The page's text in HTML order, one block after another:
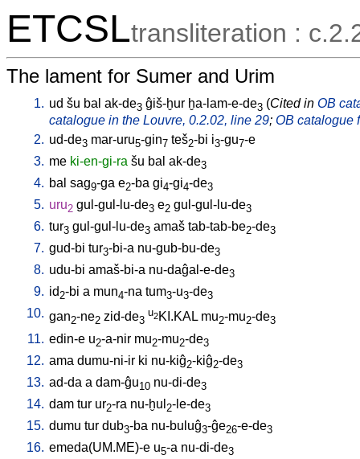
ETCSLtransliteration :
The lament for Sumer and Urim
1. ud šu bal ak-de3 ĝiš-ḫur ḫa-lam-e-de3 (Cited in OB
catalogue in the Louvre, 0.2.02, line 29; OB catalogue
2. ud-de3 mar-uru5-gin7 teš2-bi i3-gu7-e
3. me ki-en-gi-ra šu bal ak-de3
4. bal sag9-ga e2-ba gi4-gi4-de3
5. uru2 gul-gul-lu-de3 e2 gul-gul-lu-de3
6. tur3 gul-gul-lu-de3 amaš tab-tab-be2-de3
7. gud-bi tur3-bi-a nu-gub-bu-de3
8. udu-bi amaš-bi-a nu-daĝal-e-de3
9. id 2-bi a mun4-na tum3-u3-de3
10. gan2-ne2 zid-de3
u2KI.KAL mu2-mu2-de3
11. edin-e u2-a-nir mu2-mu2-de3
12. ama dumu-ni-ir ki nu-kiĝ2-kiĝ2-de3
13. ad-da a dam-ĝu10 nu-di-de3
14. dam tur ur2-ra nu-ḫul 2-le-de3
15. dumu tur dub3-ba nu-buluĝ3-ĝe26-e-de3
16. emeda(UM.ME)-e u5-a nu-di-de3